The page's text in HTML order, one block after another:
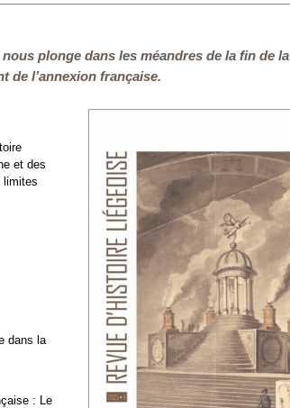
plonge dans les méandres de la fin de la
de l’annexion française.
et des
limites
dans la
: Le